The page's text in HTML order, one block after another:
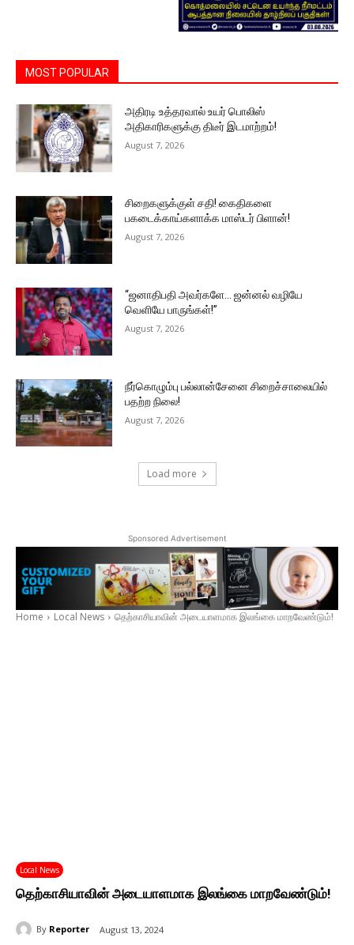
MOST POPULAR
அதிரடி உத்தரவால் உயர் பொலிஸ்
அதிகாரிகளுக்கு திடீர் இடமாற்றம்!
August 7, 2026
சிறைகளுக்குள் சதி! கைதிகளை
பகடைக்காய்களாக்க மாஸ்டர் பிளான்!
August 7, 2026
“ஜனாதிபதி அவர்களே… ஜன்னல் வழியே
வெளியே பாருங்கள்!”
August 7, 2026
நீர்கொழும்பு பல்லான்சேனை சிறைச்சாலையில்
பதற்ற நிலை!
August 7, 2026
Load more